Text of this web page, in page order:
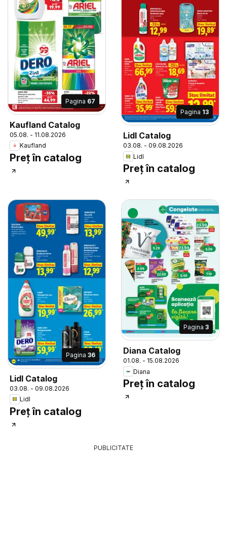
Pagina 67
Kaufland Catalog
05.08. - 11.08.2026
Kaufland
Preț în catalog
Pagina 13
Lidl Catalog
03.08. - 09.08.2026
Lidl
Preț în catalog
Pagina 36
Lidl Catalog
03.08. - 09.08.2026
Lidl
Preț în catalog
Pagina 3
Diana Catalog
01.08. - 15.08.2026
Diana
Preț în catalog
PUBLICITATE